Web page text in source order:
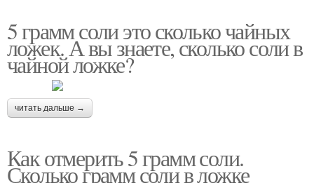
5 грамм соли это сколько чайных
ложек. А вы знаете, сколько соли в
чайной ложке?
читать дальше →
Как отмерить 5 грамм соли.
Сколько грамм соли в ложке